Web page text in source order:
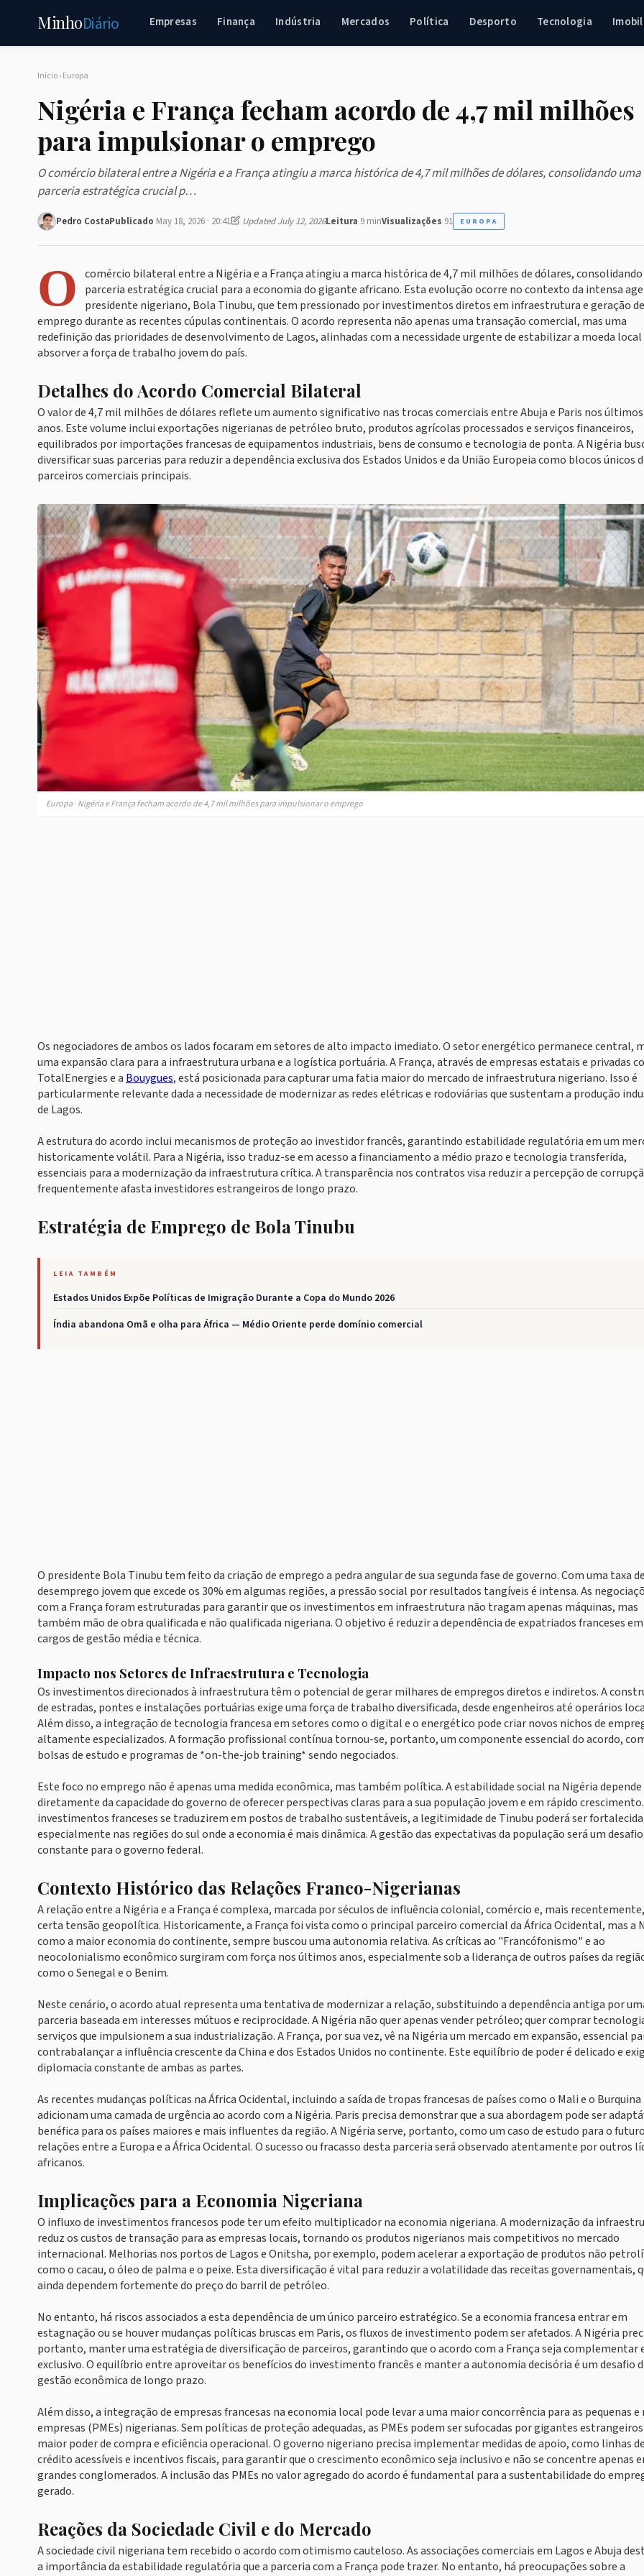
MinhoDiário Empresas Finança Indústria Mercados Política Desporto Tecnologia
Início›Europa
Nigéria e França fecham acordo de 4,7 mil milhões
para impulsionar o emprego
O comércio bilateral entre a Nigéria e a França atingiu a marca histórica de 4,7 mil milhões de dólares, consolidando uma
parceria estratégica crucial p…
Pedro CostaPublicado May 18, 2026 · 20:41 Updated July 12, 2026Leitura 9 minVisualizações 91 EUROPA
O comércio bilateral entre a Nigéria e a França atingiu a marca histórica de 4,7 mil milhões de dólares,
parceria estratégica crucial para a economia do gigante africano. Esta evolução ocorre no contexto da intensa
presidente nigeriano, Bola Tinubu, que tem pressionado por investimentos diretos em infraestrutura e geração de
emprego durante as recentes cúpulas continentais. O acordo representa não apenas uma transação comercial, mas uma
redefinição das prioridades de desenvolvimento de Lagos, alinhadas com a necessidade urgente de estabilizar a moeda local
absorver a força de trabalho jovem do país.
Detalhes do Acordo Comercial Bilateral
O valor de 4,7 mil milhões de dólares reflete um aumento significativo nas trocas comerciais entre Abuja e Paris nos
anos. Este volume inclui exportações nigerianas de petróleo bruto, produtos agrícolas processados e serviços financeiros,
equilibrados por importações francesas de equipamentos industriais, bens de consumo e tecnologia de ponta. A Nigéria
diversificar suas parcerias para reduzir a dependência exclusiva dos Estados Unidos e da União Europeia como blocos únicos
parceiros comerciais principais.
Europa · Nigéria e França fecham acordo de 4,7 mil milhões para impulsionar o emprego
Os negociadores de ambos os lados focaram em setores de alto impacto imediato. O setor energético permanece central,
uma expansão clara para a infraestrutura urbana e a logística portuária. A França, através de empresas estatais e privadas
TotalEnergies e a Bouygues, está posicionada para capturar uma fatia maior do mercado de infraestrutura nigeriano. Isso é
particularmente relevante dada a necessidade de modernizar as redes elétricas e rodoviárias que sustentam a produção
de Lagos.
A estrutura do acordo inclui mecanismos de proteção ao investidor francês, garantindo estabilidade regulatória em um
historicamente volátil. Para a Nigéria, isso traduz-se em acesso a financiamento a médio prazo e tecnologia transferida,
essenciais para a modernização da infraestrutura crítica. A transparência nos contratos visa reduzir a percepção de
frequentemente afasta investidores estrangeiros de longo prazo.
Estratégia de Emprego de Bola Tinubu
LEIA TAMBÉM
Estados Unidos Expõe Políticas de Imigração Durante a Copa do Mundo 2026
Índia abandona Omã e olha para África — Médio Oriente perde domínio comercial
O presidente Bola Tinubu tem feito da criação de emprego a pedra angular de sua segunda fase de governo. Com uma taxa de
desemprego jovem que excede os 30% em algumas regiões, a pressão social por resultados tangíveis é intensa. As
com a França foram estruturadas para garantir que os investimentos em infraestrutura não tragam apenas máquinas, mas
também mão de obra qualificada e não qualificada nigeriana. O objetivo é reduzir a dependência de expatriados franceses em
cargos de gestão média e técnica.
Impacto nos Setores de Infraestrutura e Tecnologia
Os investimentos direcionados à infraestrutura têm o potencial de gerar milhares de empregos diretos e indiretos. A
de estradas, pontes e instalações portuárias exige uma força de trabalho diversificada, desde engenheiros até operários
Além disso, a integração de tecnologia francesa em setores como o digital e o energético pode criar novos nichos de
altamente especializados. A formação profissional contínua tornou-se, portanto, um componente essencial do acordo,
bolsas de estudo e programas de *on-the-job training* sendo negociados.
Este foco no emprego não é apenas uma medida econômica, mas também política. A estabilidade social na Nigéria depende
diretamente da capacidade do governo de oferecer perspectivas claras para a sua população jovem e em rápido crescimento.
investimentos franceses se traduzirem em postos de trabalho sustentáveis, a legitimidade de Tinubu poderá ser
especialmente nas regiões do sul onde a economia é mais dinâmica. A gestão das expectativas da população será um desafio
constante para o governo federal.
Contexto Histórico das Relações Franco-Nigerianas
A relação entre a Nigéria e a França é complexa, marcada por séculos de influência colonial, comércio e, mais
certa tensão geopolítica. Historicamente, a França foi vista como o principal parceiro comercial da África Ocidental, mas a
como a maior economia do continente, sempre buscou uma autonomia relativa. As críticas ao "Francófonismo" e ao
neocolonialismo econômico surgiram com força nos últimos anos, especialmente sob a liderança de outros países da
como o Senegal e o Benim.
Neste cenário, o acordo atual representa uma tentativa de modernizar a relação, substituindo a dependência antiga por
parceria baseada em interesses mútuos e reciprocidade. A Nigéria não quer apenas vender petróleo; quer comprar
serviços que impulsionem a sua industrialização. A França, por sua vez, vê na Nigéria um mercado em expansão, essencial
contrabalançar a influência crescente da China e dos Estados Unidos no continente. Este equilíbrio de poder é delicado e
diplomacia constante de ambas as partes.
As recentes mudanças políticas na África Ocidental, incluindo a saída de tropas francesas de países como o Mali e o Burquina
adicionam uma camada de urgência ao acordo com a Nigéria. Paris precisa demonstrar que a sua abordagem pode ser
benéfica para os países maiores e mais influentes da região. A Nigéria serve, portanto, como um caso de estudo para o
relações entre a Europa e a África Ocidental. O sucesso ou fracasso desta parceria será observado atentamente por outros
africanos.
Implicações para a Economia Nigeriana
O influxo de investimentos francesos pode ter um efeito multiplicador na economia nigeriana. A modernização da
reduz os custos de transação para as empresas locais, tornando os produtos nigerianos mais competitivos no mercado
internacional. Melhorias nos portos de Lagos e Onitsha, por exemplo, podem acelerar a exportação de produtos não
como o cacau, o óleo de palma e o peixe. Esta diversificação é vital para reduzir a volatilidade das receitas governamentais,
ainda dependem fortemente do preço do barril de petróleo.
No entanto, há riscos associados a esta dependência de um único parceiro estratégico. Se a economia francesa entrar em
estagnação ou se houver mudanças políticas bruscas em Paris, os fluxos de investimento podem ser afetados. A Nigéria
portanto, manter uma estratégia de diversificação de parceiros, garantindo que o acordo com a França seja complementar
exclusivo. O equilíbrio entre aproveitar os benefícios do investimento francês e manter a autonomia decisória é um desafio
gestão econômica de longo prazo.
Além disso, a integração de empresas francesas na economia local pode levar a uma maior concorrência para as pequenas e
empresas (PMEs) nigerianas. Sem políticas de proteção adequadas, as PMEs podem ser sufocadas por gigantes
maior poder de compra e eficiência operacional. O governo nigeriano precisa implementar medidas de apoio, como linhas de
crédito acessíveis e incentivos fiscais, para garantir que o crescimento econômico seja inclusivo e não se concentre apenas
grandes conglomerados. A inclusão das PMEs no valor agregado do acordo é fundamental para a sustentabilidade do
gerado.
Reações da Sociedade Civil e do Mercado
A sociedade civil nigeriana tem recebido o acordo com otimismo cauteloso. As associações comerciais em Lagos e Abuja
a importância da estabilidade regulatória que a parceria com a França pode trazer. No entanto, há preocupações sobre a